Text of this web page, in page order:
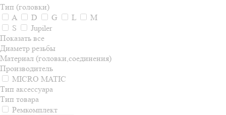
Тип (головки)
A
D G L
M
S
Jupiler
Показать все
Диаметр резьбы
Материал (головки,соединения)
Производитель
MICRO MATIC
Тип аксессуара
Тип товара
Ремкомплект